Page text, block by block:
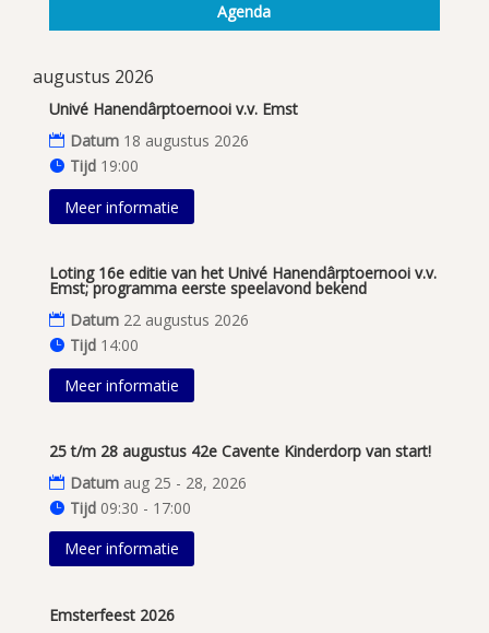
Agenda
augustus 2026
Univé Hanendârptoernooi v.v. Emst
Datum 18 augustus 2026
Tijd 19:00
Meer informatie
Loting 16e editie van het Univé Hanendârptoernooi v.v.
Emst; programma eerste speelavond bekend
Datum 22 augustus 2026
Tijd 14:00
Meer informatie
25 t/m 28 augustus 42e Cavente Kinderdorp van start!
Datum aug 25 - 28, 2026
Tijd 09:30 - 17:00
Meer informatie
Emsterfeest 2026